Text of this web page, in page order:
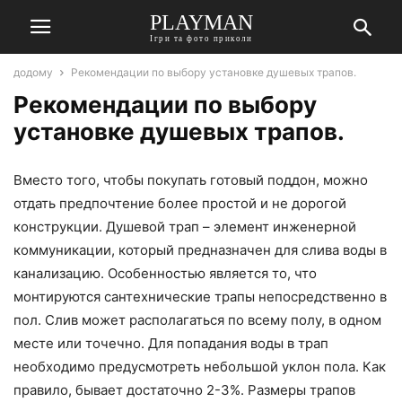
PLAYMAN
Ігри та фото приколи
додому Рекомендации по выбору установке душевых трапов.
Рекомендации по выбору
установке душевых трапов.
Вместо того, чтобы покупать готовый поддон, можно
отдать предпочтение более простой и не дорогой
конструкции. Душевой трап – элемент инженерной
коммуникации, который предназначен для слива воды в
канализацию. Особенностью является то, что
монтируются сантехнические трапы непосредственно в
пол. Слив может располагаться по всему полу, в одном
месте или точечно. Для попадания воды в трап
необходимо предусмотреть небольшой уклон пола. Как
правило, бывает достаточно 2-3%. Размеры трапов